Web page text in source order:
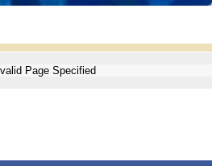
Page Specified